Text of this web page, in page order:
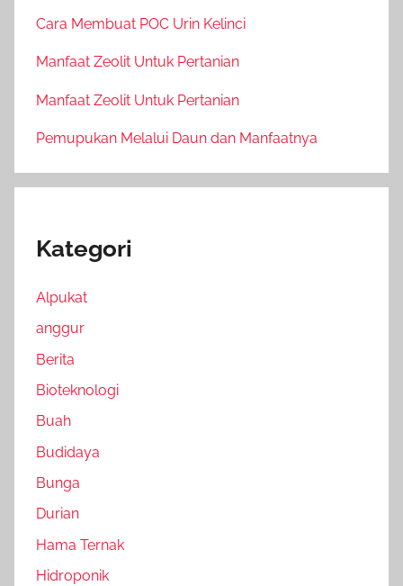
Cara Membuat POC Urin Kelinci
Manfaat Zeolit Untuk Pertanian
Manfaat Zeolit Untuk Pertanian
Pemupukan Melalui Daun dan Manfaatnya
Kategori
Alpukat
anggur
Berita
Bioteknologi
Buah
Budidaya
Bunga
Durian
Hama Ternak
Hidroponik